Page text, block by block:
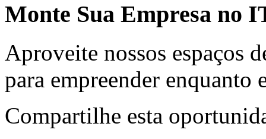
Monte Sua Empresa no
Aproveite nossos espaços
para empreender enquanto
Compartilhe esta